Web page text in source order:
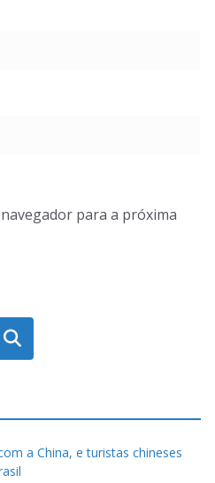
para a próxima
a China, e turistas chineses